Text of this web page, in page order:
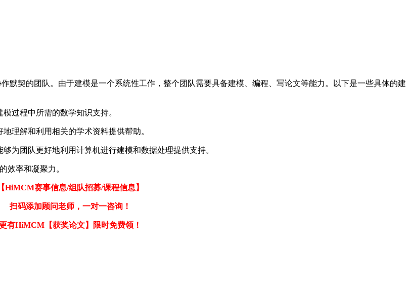
默契的团队。由于建模是一个系统性工作，整个团队需要具备建模、编程、写论文等能力。以下是一些具体的建
过程中所需的数学知识支持。
理解和利用相关的学术资料提供帮助。
为团队更好地利用计算机进行建模和数据处理提供支持。
效率和凝聚力。
【HiMCM赛事信息/组队招募/课程信息】
扫码添加顾问老师，一对一咨询！
有HiMCM【获奖论文】限时免费领！